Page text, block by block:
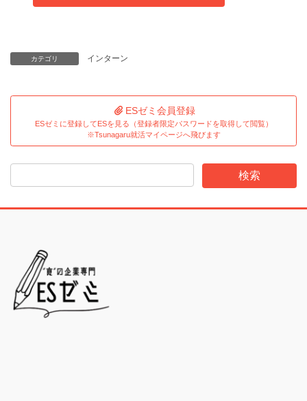
カテゴリ インターン
ESゼミ会員登録
ESゼミに登録してESを見る（登録者限定パスワードを取得して閲覧）
※Tsunagaru就活マイページへ飛びます